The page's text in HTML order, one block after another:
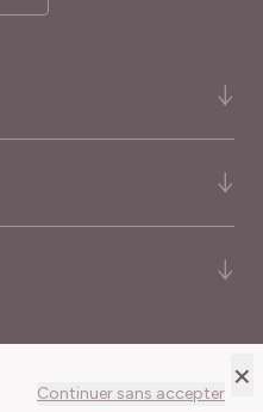
×
Continuer sans accepter